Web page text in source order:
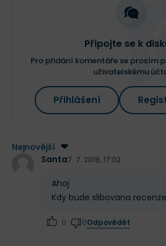
Připojte se k
Pro přidání komentáře se prosím
uživatelskému
Přihlášení
Nejnovější
Santa7. 7. 2019, 17:02
Ahoj
Kdy bude slibovana
0 0Odpovědět